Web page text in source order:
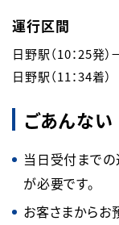
運行区間
日野駅（10：25発
日野駅（11：34着）
ごあんない
当日受付まで
が必要です。
お客さまからお